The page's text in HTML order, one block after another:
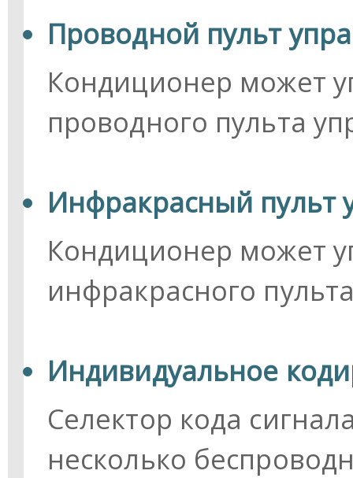
Проводной пульт
Кондиционер может
проводного пульта
Инфракрасный пульт
Кондиционер может
инфракрасного
Индивидуальное
Селектор кода
несколько